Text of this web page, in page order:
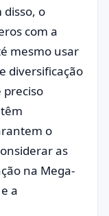
disso, o
com a
mesmo usar
diversificação
o
as
na Mega-
a